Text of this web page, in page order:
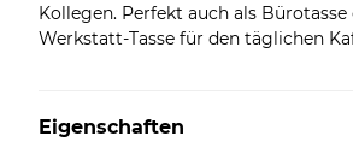
Kollegen. Perfekt auch als Bürotasse
Werkstatt-Tasse für den täglichen
Eigenschaften